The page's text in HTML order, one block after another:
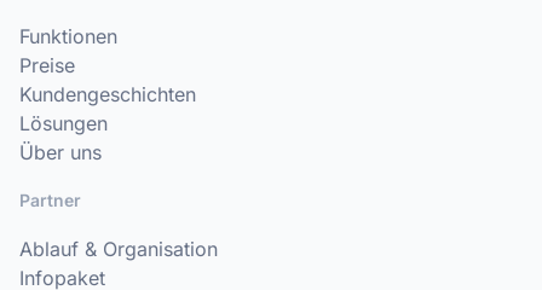
Funktionen
Preise
Kundengeschichten
Lösungen
Über uns
Partner
Ablauf & Organisation
Infopaket